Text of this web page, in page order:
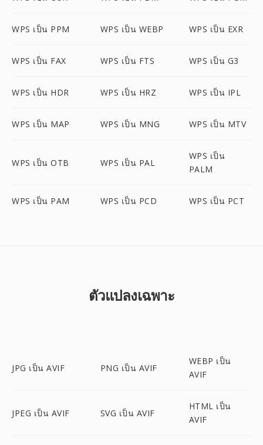
WPS เป็น PPM WPS เป็น WEBP WPS เป็น EXR
WPS เป็น FAX WPS เป็น FTS WPS เป็น G3
WPS เป็น HDR WPS เป็น HRZ WPS เป็น IPL
WPS เป็น MAP WPS เป็น MNG WPS เป็น MTV
WPS เป็น OTB WPS เป็น PAL
WPS เป็น
PALM
WPS เป็น PAM WPS เป็น PCD WPS เป็น PCT
ตัวแปลงเฉพาะ
JPG เป็น AVIF PNG เป็น AVIF
WEBP เป็น
AVIF
JPEG เป็น AVIF SVG เป็น AVIF
HTML เป็น
AVIF